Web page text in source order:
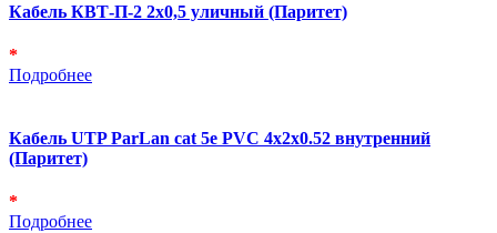
Кабель КВТ-П-2 2х0,5 уличный (Паритет)
*
Подробнее
Кабель UTP ParLan cat 5e PVC 4х2х0.52 внутренний
(Паритет)
*
Подробнее